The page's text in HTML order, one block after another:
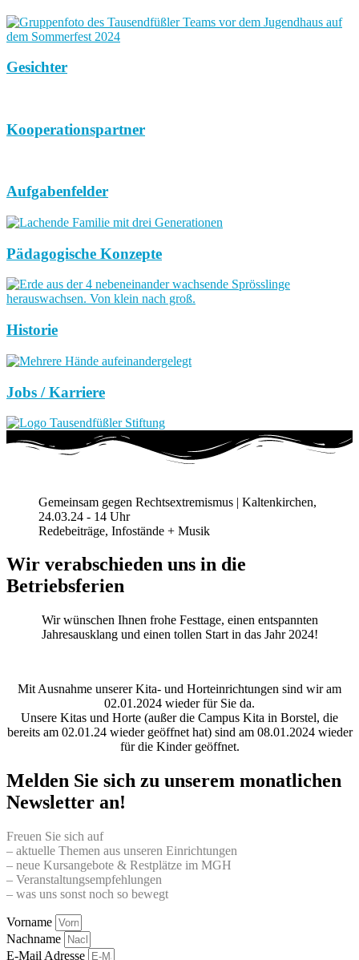
Gesichter
Kooperationspartner
Aufgabenfelder
Pädagogische Konzepte
Historie
Jobs / Karriere
Gemeinsam gegen Rechtsextremismus | Kaltenkirchen,
24.03.24 - 14 Uhr
Redebeiträge, Infostände + Musik
Wir verabschieden uns in die
Betriebsferien
Wir wünschen Ihnen frohe Festtage, einen entspannten
Jahresausklang und einen tollen Start in das Jahr 2024!
Mit Ausnahme unserer Kita- und Horteinrichtungen sind wir am
02.01.2024 wieder für Sie da.
Unsere Kitas und Horte (außer die Campus Kita in Borstel, die
bereits am 02.01.24 wieder geöffnet hat) sind am 08.01.2024 wieder
für die Kinder geöffnet.
Melden Sie sich zu unserem monatlichen
Newsletter an!
Freuen Sie sich auf
– aktuelle Themen aus unseren Einrichtungen
– neue Kursangebote & Restplätze im MGH
– Veranstaltungsempfehlungen
– was uns sonst noch so bewegt
Vorname
Nachname
E-Mail Adresse